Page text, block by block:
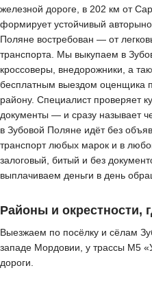
железной дороге, в 202 км от
формирует устойчивый
Поляне востребован — от
транспорта. Мы выкупаем в
кроссоверы, внедорожники, а
бесплатным выездом оценщика
району. Специалист проверяет
документы — и сразу называет
в Зубовой Поляне идёт без
транспорт любых марок и в
залоговый, битый и без
выплачиваем деньги в день
Районы и окрестности,
Выезжаем по посёлку и сёлам
западе Мордовии, у трассы М5
дороги.